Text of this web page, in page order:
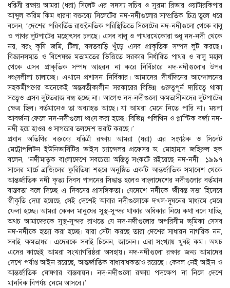
ধরিত্রী রক্ষায় আমরা (ধরা) সিলেট এর সদস্য সচিব ও সুরমা রিভার ওয়াটারকিপার
আব্দুল করিম কিম ধারণা বক্তব্যে সিলেটের নদ-নদীগুলোর সাম্প্রতিক চিত্র তুলে ধরে
বলেন, ‘দেশের পরিবর্তিত রাজনৈতিক পরিস্থিতিতে সিলেটের নদ-নদীগুলো থেকে বালু
ও পাথর লুটপাটের মহোৎসব চলছে। এসব বালু ও পাথরখেকোরা শুধু নদ-নদী থেকে
নয়, বরং কৃষি জমি, টিলা, বসতবাড়ি খুঁড়ে এসব প্রাকৃতিক সম্পদ লুট করছে।
বিজ্ঞানসম্মত ও বিশেষজ্ঞ মতামতের ভিত্তিতে সরকার নির্ধারিত পাথর ও বালু মহাল
থেকে এসব প্রাকৃতিক সম্পদ আহরন না করে নির্বিচারে নদ-নদীগুলোর উপর
ধ্বংসলীলা চালাচ্ছে। এখানে প্রশাসন নির্বিকার। আমাদের দীর্ঘদিনের আন্দোলনের
সহকর্মীগণের অনেকেই অন্তবর্তীকালীন সরকারের বিভিন্ন গুরুত্বপূর্ন দায়িত্বে থাকা
সত্বেও এসব লুটতরাজ বন্ধ হচ্ছে না। আগেও নদ-নদীগুলো ক্ষমতাসীনদের লুটপাটের
ক্ষেত্র ছিল। বর্তমানেও তা অব্যাহত আছে। যা আমরা মেনে নিতে পারি না। ময়লা
আবর্জনা ফেলে নদ-নদীগুলো ধ্বংস করা হচ্ছে। বিভিন্ন পলিথিন ও প্লাস্টিক বর্জ্য নদ-
নদী হয়ে হাওর ও সাগরের তলদেশ ভরাট করছে।’
প্রধান অতিথির বক্তব্যে ধরিত্রী রক্ষায় আমরা (ধরা) এর সংগঠক ও সিলেট
মেট্রোপলিটন ইউনিভার্সিটির ভাইস চ্যান্সেলর প্রফেসর ড. মোহাম্মদ জহিরুল হক
বলেন, ‘নদীমাতৃক বাংলাদেশে সবচেয়ে অস্তিত্ব সংকটে রইয়েছে নদ-নদী। ১৯৯৭
সালের মার্চে ব্রাজিলের কুরিতিয়া শহরে অনুষ্ঠিত একটি আন্তর্জাতিক সমাবেশ থেকে
আন্তর্জাতিক নদী কৃত্য দিবস পালনের সিদ্ধান্ত হলেও বাংলাদেশের নদীগুলোর বর্তমান
বাস্তবতা বলে দিচ্ছে এ দিবসের প্রাসঙ্গিকতা। যেদেশে নদীকে জীবন্ত সত্তা হিসেবে
স্বীকৃতি দেয়া হয়েছে, সেই দেশেই আবার নদীগুলোকে দখল-দূষনের মাধ্যমে মেরে
ফেলা হচ্ছে। আমরা কেবল মানুষের সুস্থ-সুন্দর থাকার অধিকার নিয়ে কথা বলে যাচ্ছি,
অথচ আমাদেরকে সুস্থ-সুন্দর রাখতে যে নদ-নদীগুলোর অপরিসীম ভূমিকা সেসব
নদ-নদীকে হত্যা করা হচ্ছে। যারা সেটা করছে তারা দেশের সাধারন নাগরিক নন,
সবাই ক্ষমতাধর। এদেরকে সবাই চিনেন, জানেন। এরা সংখ্যায় খুবই কম। অথচ
এদের কাছেই আমরা সংখ্যাগরিষ্ঠরা অসহায়। নদ-নদীগুলো রক্ষার জন্য আমাদের
দেশে পর্যাপ্ত আইন রয়েছে, আন্তর্জাতিক বাধ্যবাধকতাও রয়েছে। কেবল নেই আইন ও
আন্তর্জাতিক ঘোষণার বাস্তবায়ন। নদ-নদীগুলো রক্ষায় পদক্ষেপ না নিলে দেশে
মানবিক বিপর্যয় নেমে আসবে।’